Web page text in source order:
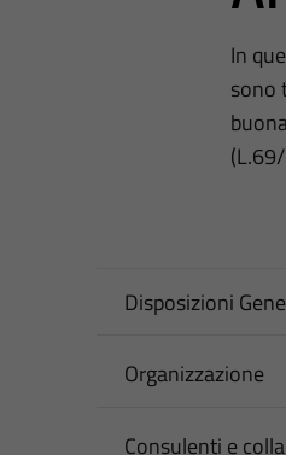
In
sono
Disposizioni
Organizzazione
Consulenti e